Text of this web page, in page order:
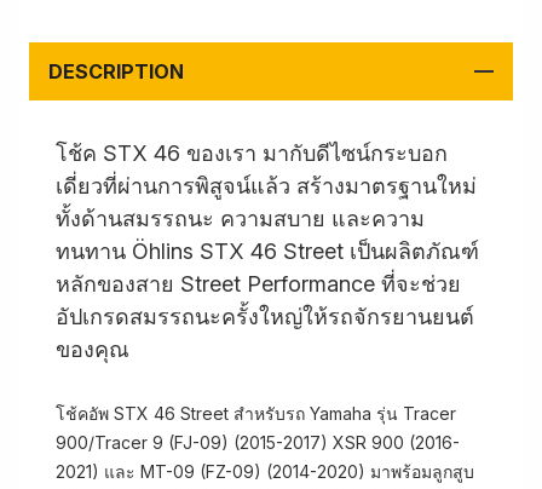
DESCRIPTION
โช้ค STX 46 ของเรา มากับดีไซน์กระบอก
เดี่ยวที่ผ่านการพิสูจน์แล้ว สร้างมาตรฐานใหม่
ทั้งด้านสมรรถนะ ความสบาย และความ
ทนทาน Öhlins STX 46 Street เป็นผลิตภัณฑ์
หลักของสาย Street Performance ที่จะช่วย
อัปเกรดสมรรถนะครั้งใหญ่ให้รถจักรยานยนต์
ของคุณ
โช้คอัพ STX 46 Street สำหรับรถ Yamaha รุ่น Tracer
900/Tracer 9 (FJ-09) (2015-2017) XSR 900 (2016-
2021) และ MT-09 (FZ-09) (2014-2020) มาพร้อมลูกสูบ